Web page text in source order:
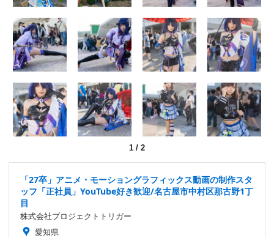
1 / 2
「27卒」アニメ・モーショングラフィックス動画の制作スタ
ッフ「正社員」YouTube好き歓迎/名古屋市中村区那古野1丁
目
株式会社プロジェクトトリガー
愛知県